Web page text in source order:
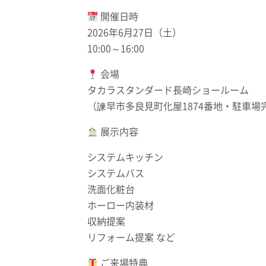
開催日時
2026年6月27日（土）
10:00～16:00
会場
タカラスタンダード長崎ショールーム
（諫早市多良見町化屋1874番地・駐車場
展示内容
システムキッチン
システムバス
洗面化粧台
ホーロー内装材
収納提案
リフォーム提案 など
ご来場特典